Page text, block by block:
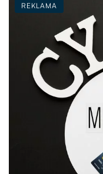
REKLAMA